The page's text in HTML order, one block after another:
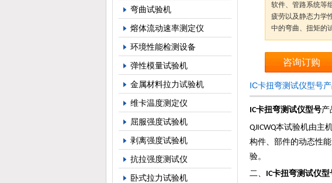
弯曲试验机
熔体流动速率测定仪
环境性能检测设备
弹性模量试验机
金属材料拉力试验机
维卡温度测定仪
屈服强度试验机
剥离强度试验机
抗拉强度测试仪
卧式拉力试验机
软件、管路系统等
疲劳以及静态力学
中的弯曲、扭矩的
咨询订购
IC卡扭弯测试仪型号产
IC卡扭弯测试仪型号产
QJICWQ本试验机由主
构件、部件的动态性
验。
二、 IC卡扭弯测试仪型